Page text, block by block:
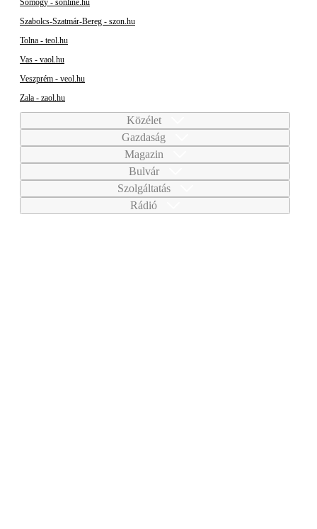
Szabolcs-Szatmár-Bereg - szon.hu
Tolna - teol.hu
Vas - vaol.hu
Veszprém - veol.hu
Zala - zaol.hu
Közélet
Gazdaság
Magazin
Bulvár
Szolgáltatás
Rádió